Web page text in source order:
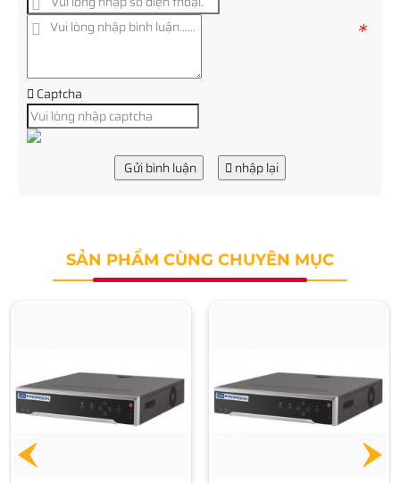
*
Captcha
Gửi bình luận nhập lại
SẢN PHẨM CÙNG CHUYÊN MỤC